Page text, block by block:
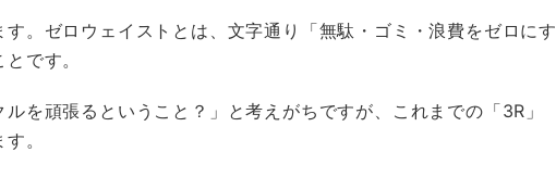
。ゼロウェイストとは、文字通り「無駄・ゴミ・浪費をゼロにす
です。
を頑張るということ？」と考えがちですが、これまでの「3R」
。